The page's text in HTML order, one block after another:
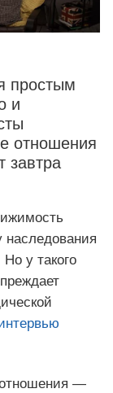
простым
и
отношения
завтра
наследования
у такого
отношения —